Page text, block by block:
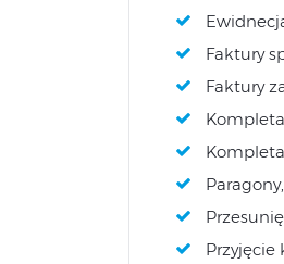
Faktury
Faktury
Paragony,
Przyjęcie